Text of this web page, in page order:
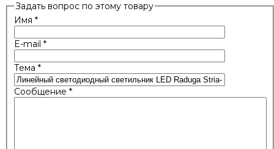
Задать вопрос по этому товару
Имя *
E-mail *
Тема *
Сообщение *